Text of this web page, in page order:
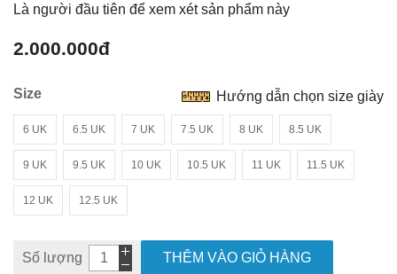
Là người đầu tiên để xem xét sản phẩm này
2.000.000đ
Size
6 UK 6.5 UK 7 UK 7.5 UK 8 UK 8.5 UK
9 UK 9.5 UK 10 UK 10.5 UK 11 UK 11.5 UK
12 UK 12.5 UK
Hướng dẫn chọn size giày
Số lượng THÊM VÀO GIỎ HÀNG